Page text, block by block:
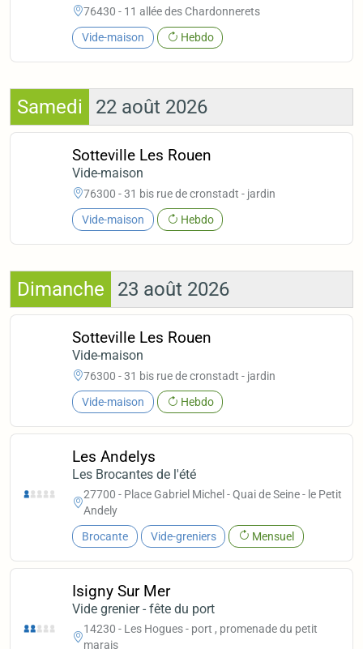
76430 - 11 allée des Chardonnerets
Vide-maison Hebdo
Samedi 22 août 2026
Sotteville Les Rouen
Vide-maison
76300 - 31 bis rue de cronstadt - jardin
Vide-maison Hebdo
Dimanche 23 août 2026
Sotteville Les Rouen
Vide-maison
76300 - 31 bis rue de cronstadt - jardin
Vide-maison Hebdo
Les Andelys
Les Brocantes de l'été
27700 - Place Gabriel Michel - Quai de Seine - le Petit
Andely
Brocante Vide-greniers Mensuel
Isigny Sur Mer
Vide grenier - fête du port
14230 - Les Hogues - port , promenade du petit
marais